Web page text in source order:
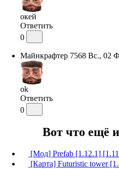
окей
Ответить
0
Майнкрафтер 7568 Вс., 02
ok
Ответить
0
Вот что ещё
[Мод] Prefab [1.12.1]
[Карта] Futuristic tower